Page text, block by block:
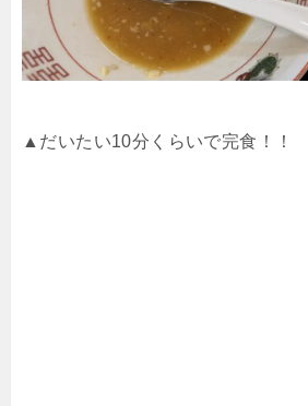
▲だいたい10分くらいで完食！！